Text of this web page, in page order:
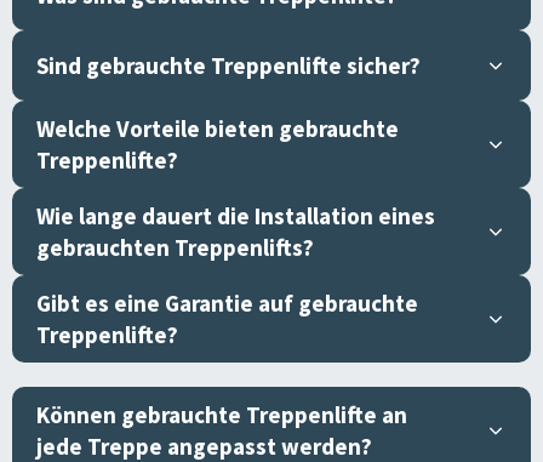
Sind gebrauchte Treppenlifte sicher?
Welche Vorteile bieten gebrauchte
Treppenlifte?
Wie lange dauert die Installation eines
gebrauchten Treppenlifts?
Gibt es eine Garantie auf gebrauchte
Treppenlifte?
Können gebrauchte Treppenlifte an
jede Treppe angepasst werden?